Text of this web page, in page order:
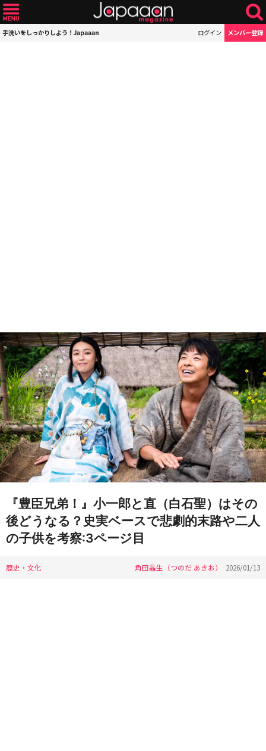
手洗いをしっかりしよう！Japaaan ログイン メンバー登録
『豊臣兄弟！』小一郎と直（白石聖）はその
後どうなる？史実ベースで悲劇的末路や二人
の子供を考察:3ページ目
歴史・文化 角田晶生（つのだ あきお） 2026/01/13